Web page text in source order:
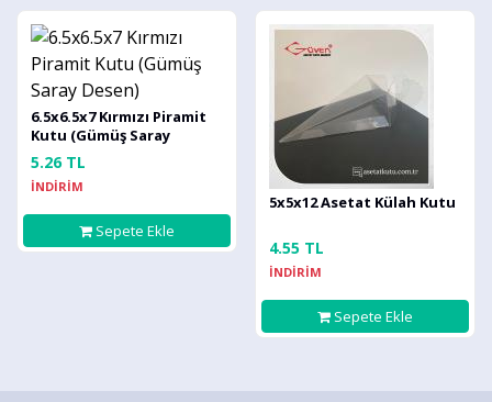
6.5x6.5x7 Kırmızı Piramit
Kutu (Gümüş Saray
Desen)
5.26 TL
İNDİRİM
Sepete Ekle
5x5x12 Asetat Külah Kutu
4.55 TL
İNDİRİM
Sepete Ekle